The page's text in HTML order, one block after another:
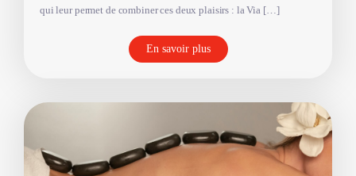
qui leur permet de combiner ces deux plaisirs : la Via […]
En savoir plus